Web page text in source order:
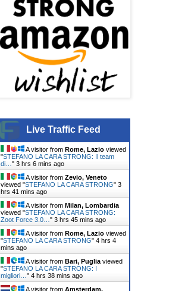
Live Traffic Feed
A visitor from Rome, Lazio viewed
"STEFANO LA CARA STRONG: Il team
di… " 3 hrs 6 mins ago
A visitor from Zevio, Veneto
viewed "STEFANO LA CARA STRONG" 3
hrs 41 mins ago
A visitor from Milan, Lombardia
viewed "STEFANO LA CARA STRONG:
Zoot Force 3.0… " 3 hrs 45 mins ago
A visitor from Rome, Lazio viewed
"STEFANO LA CARA STRONG" 4 hrs 4
mins ago
A visitor from Bari, Puglia viewed
"STEFANO LA CARA STRONG: I
migliori… " 4 hrs 38 mins ago
A visitor from Amsterdam,